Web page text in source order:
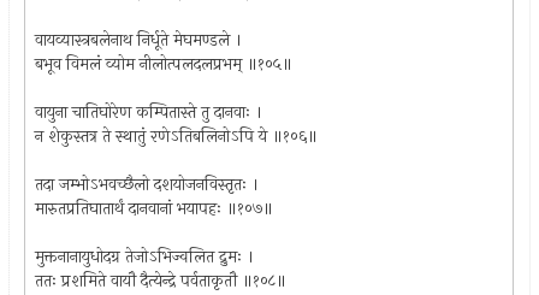
वायव्यास्त्रबलेनाथ निर्धूते मेघमण्डले ।
बभूव विमलं व्योम नीलोत्पलदलप्रभम् ॥१०५॥
वायुना चातिघोरेण कम्पितास्ते तु दानवाः ।
न शेकुस्तत्र ते स्थातुं रणेऽतिबलिनोऽपि ये ॥१०६॥
तदा जम्भोऽभवच्छैलो दशयोजनविस्तृतः ।
मारुतप्रतिघातार्थं दानवानां भयापहः ॥१०७॥
मुक्तनानायुधोदग्र तेजोऽभिज्वलित द्रुमः ।
ततः प्रशमिते वायौ दैत्येन्द्रे पर्वताकृतौ ॥१०८॥